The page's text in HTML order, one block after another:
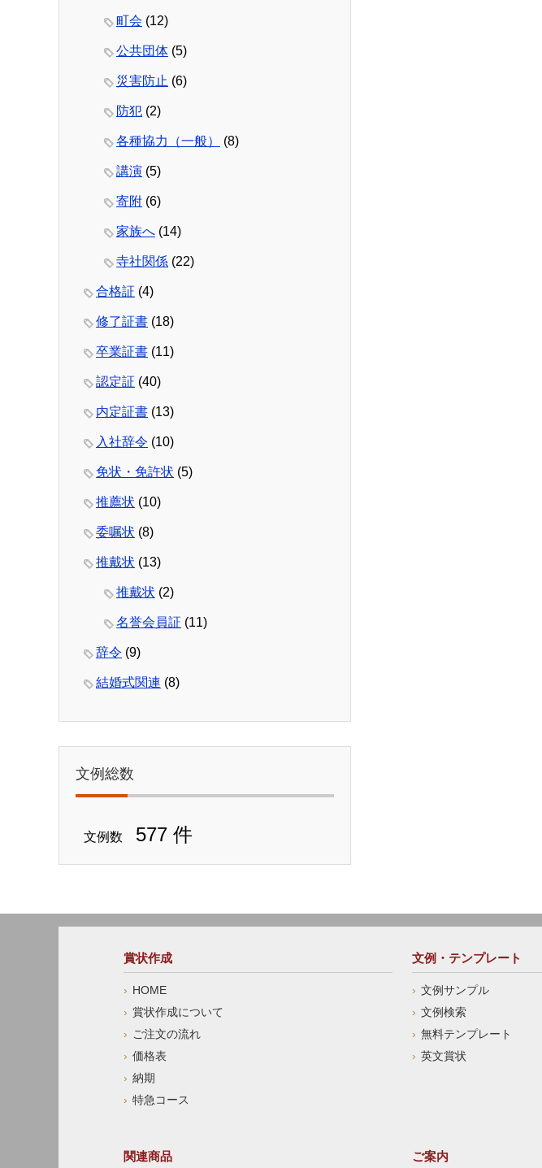
町会 (12)
公共団体 (5)
災害防止 (6)
防犯 (2)
各種協力（一般） (8)
講演 (5)
寄附 (6)
家族へ (14)
寺社関係 (22)
合格証 (4)
修了証書 (18)
卒業証書 (11)
認定証 (40)
内定証書 (13)
入社辞令 (10)
免状・免許状 (5)
推薦状 (10)
委嘱状 (8)
推戴状 (13)
推戴状 (2)
名誉会員証 (11)
辞令 (9)
結婚式関連 (8)
文例総数
文例数 577 件
賞状作成
HOME
賞状作成について
ご注文の流れ
価格表
納期
特急コース
文例・テンプレート
文例サンプル
文例検索
無料テンプレート
英文賞状
関連商品 ご案内